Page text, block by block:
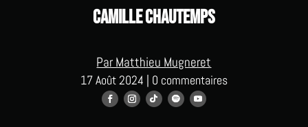
Camille Chautemps
Par Matthieu Mugneret
17 Août 2024 | 0 commentaires